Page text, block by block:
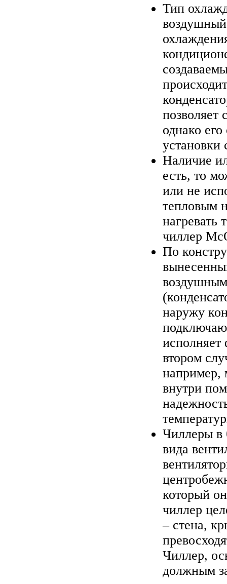
Тип
позволяет
однако
установки
Наличие
есть, то
или не
тепловым
нагревать
чиллер
По
наружу
втором
например,
внутри
Чиллеры в
вида
который
чиллер
– стена,
Чиллер,
должным